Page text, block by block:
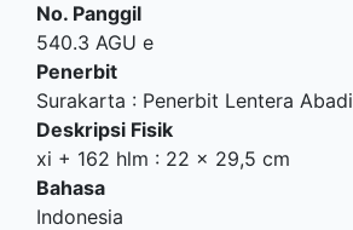
No. Panggil
540.3 AGU e
Penerbit
Surakarta : Penerbit Lentera Abadi
Deskripsi Fisik
xi + 162 hlm : 22 x 29,5 cm
Bahasa
Indonesia